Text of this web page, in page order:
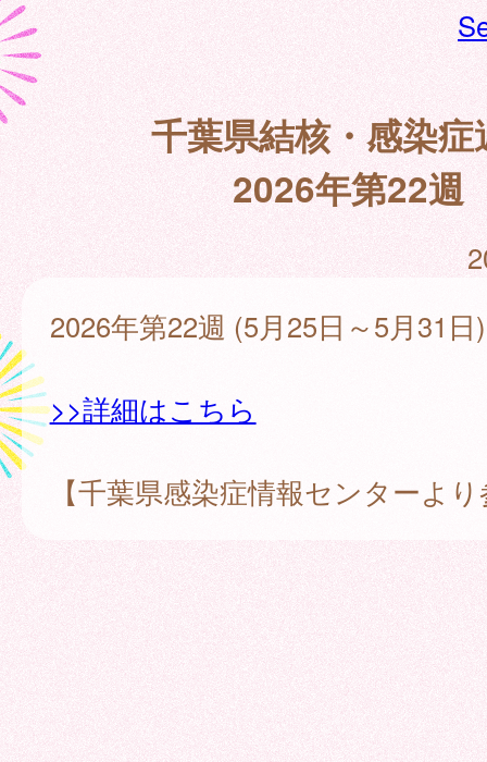
千葉県結核・感染症
2026年第22週
2026年第22週 (5月25日～5月31日)
>>詳細はこちら
【千葉県感染症情報センターよ